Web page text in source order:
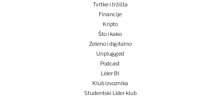
Tvrtke i tržišta
Financije
Kripto
Što i kako
Zeleno i digitalno
Unplugged
Podcast
Lider BI
Klub izvoznika
Studentski Lider klub